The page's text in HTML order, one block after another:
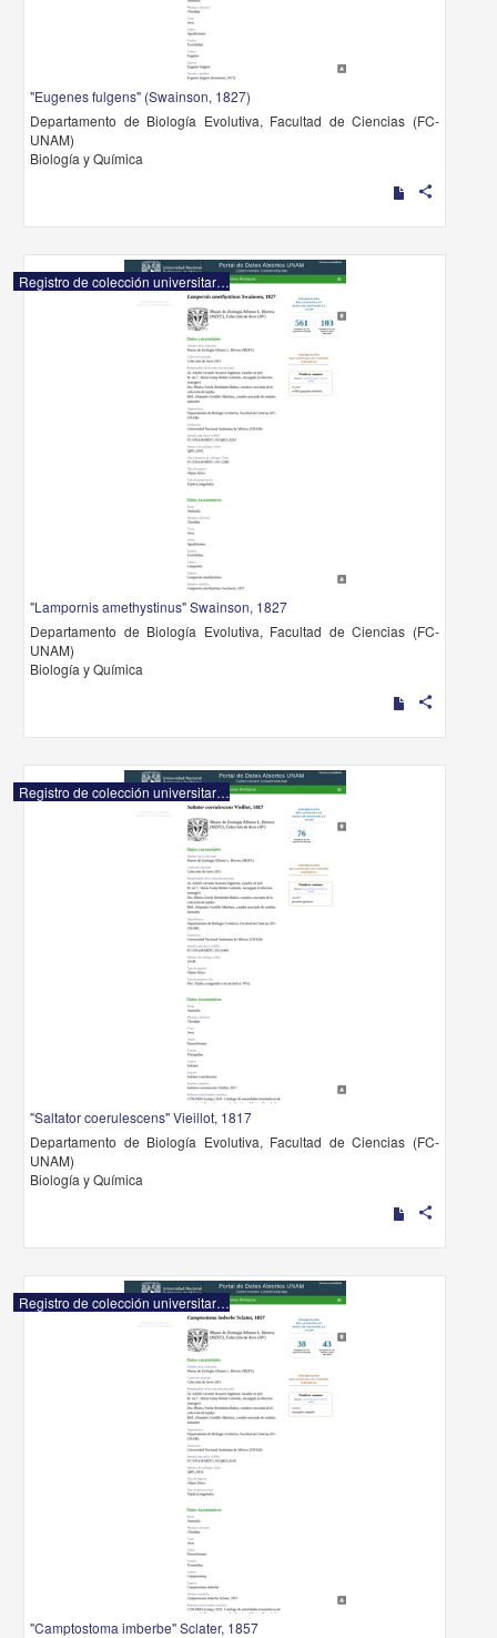
"Eugenes fulgens" (Swainson, 1827)
Departamento de Biología Evolutiva, Facultad de Ciencias (FC-
UNAM)
Biología y Química
share
Registro de colección universitaria
"Lampornis amethystinus" Swainson, 1827
Departamento de Biología Evolutiva, Facultad de Ciencias (FC-
UNAM)
Biología y Química
share
Registro de colección universitaria
"Saltator coerulescens" Vieillot, 1817
Departamento de Biología Evolutiva, Facultad de Ciencias (FC-
UNAM)
Biología y Química
share
Registro de colección universitaria
"Camptostoma imberbe" Sclater, 1857